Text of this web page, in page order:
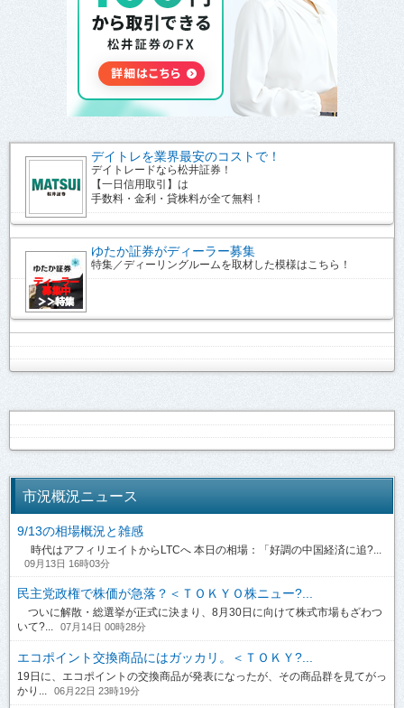
デイトレを業界最安のコストで！
デイトレードなら松井証券！
【一日信用取引】は
手数料・金利・貸株料が全て無料！
ゆたか証券がディーラー募集
特集／ディーリングルームを取材した模様はこちら！
市況概況ニュース
9/13の相場概況と雑感
時代はアフィリエイトからLTCへ 本日の相場：「好調の中国経済に追?...
09月13日 16時03分
民主党政権で株価が急落？＜ＴＯＫＹＯ株ニュー?...
ついに解散・総選挙が正式に決まり、8月30日に向けて株式市場もざわつ
いて?...
07月14日 00時28分
エコポイント交換商品にはガッカリ。＜ＴＯＫＹ?...
19日に、エコポイントの交換商品が発表になったが、その商品群を見てがっ
かり...
06月22日 23時19分